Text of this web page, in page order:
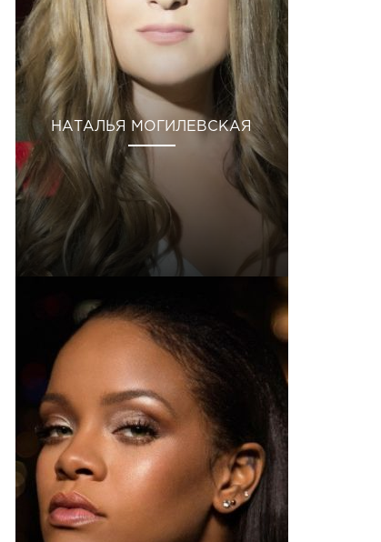
НАТАЛЬЯ МОГИЛЕВСКАЯ